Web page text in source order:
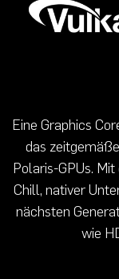
Eine Graphics
das
Polaris-GPUs.
Chill, nativer
nächsten
wie